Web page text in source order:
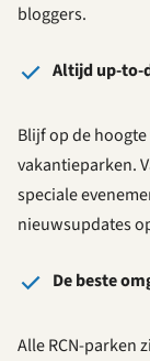
bloggers.
Altijd up-to-
Blijf op de
vakantieparken.
speciale
nieuwsupdates
De beste
Alle RCN-parken